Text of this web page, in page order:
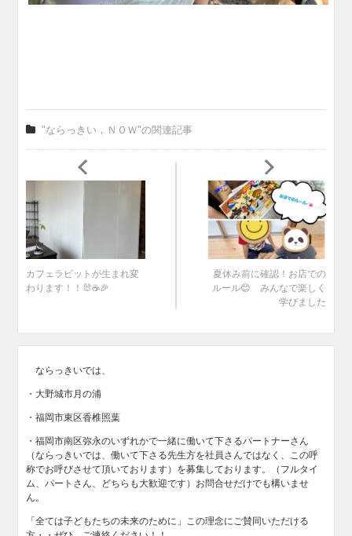
"ならっきい，ＮＯＷ"の関連記事
カフェラビットが生まれ変
わります！！🐰☕🎉
夏休み前に確認！お店での
ルール😊 みんなで楽しく
学びました
ならっきいでは、
・大野城市月の浦
・福岡市東区香椎照葉
・福岡市南区弥永のいずれかで一緒に働いて下さるパートナーさん
（ならっきいでは、働いて下さる先生方を社員さんではなく、この呼
称でお呼びさせて頂いております）を募集しております。（フルタイ
ム、パートさん、どちらも大歓迎です）お問合せだけでも構いませ
ん。
「全ては子どもたちの未来のために」この理念にご賛同いただける